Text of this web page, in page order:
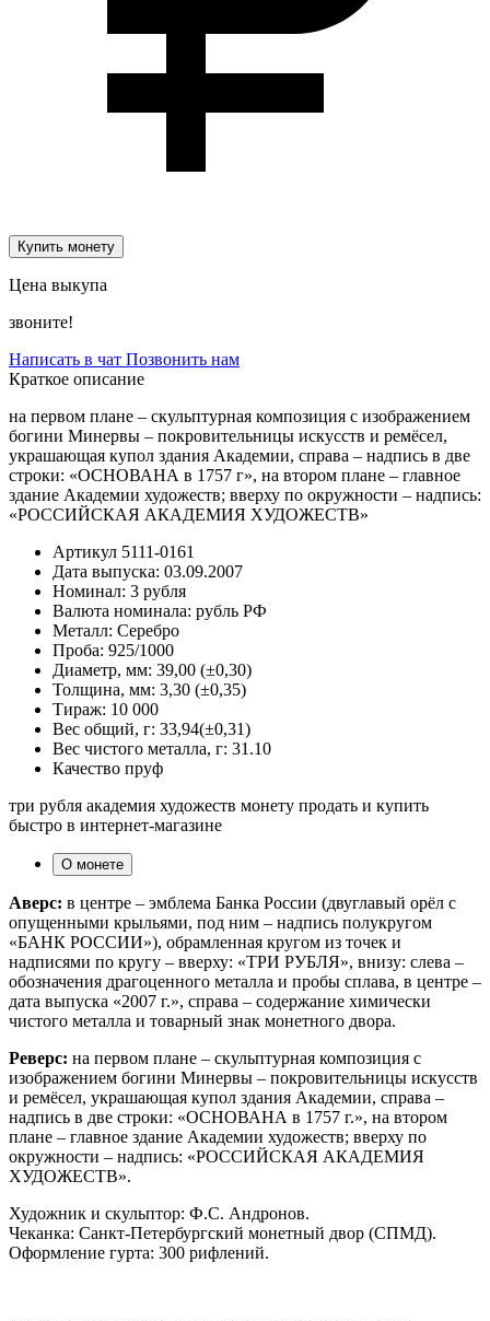
Купить монету
Цена выкупа
звоните!
Написать в чат Позвонить нам
Краткое описание
на первом плане – скульптурная композиция с изображением
богини Минервы – покровительницы искусств и ремёсел,
украшающая купол здания Академии, справа – надпись в две
строки: «ОСНОВАНА в 1757 г», на втором плане – главное
здание Академии художеств; вверху по окружности – надпись:
«РОССИЙСКАЯ АКАДЕМИЯ ХУДОЖЕСТВ»
Артикул 5111-0161
Дата выпуска: 03.09.2007
Номинал: 3 рубля
Валюта номинала: рубль РФ
Металл: Серебро
Проба: 925/1000
Диаметр, мм: 39,00 (±0,30)
Толщина, мм: 3,30 (±0,35)
Тираж: 10 000
Вес общий, г: 33,94(±0,31)
Вес чистого металла, г: 31.10
Качество пруф
три рубля академия художеств монету продать и купить
быстро в интернет-магазине
О монете
Аверс: в центре – эмблема Банка России (двуглавый орёл с
опущенными крыльями, под ним – надпись полукругом
«БАНК РОССИИ»), обрамленная кругом из точек и
надписями по кругу – вверху: «ТРИ РУБЛЯ», внизу: слева –
обозначения драгоценного металла и пробы сплава, в центре –
дата выпуска «2007 г.», справа – содержание химически
чистого металла и товарный знак монетного двора.
Реверс: на первом плане – скульптурная композиция с
изображением богини Минервы – покровительницы искусств
и ремёсел, украшающая купол здания Академии, справа –
надпись в две строки: «ОСНОВАНА в 1757 г.», на втором
плане – главное здание Академии художеств; вверху по
окружности – надпись: «РОССИЙСКАЯ АКАДЕМИЯ
ХУДОЖЕСТВ».
Художник и скульптор: Ф.С. Андронов.
Чеканка: Санкт-Петербургский монетный двор (СПМД).
Оформление гурта: 300 рифлений.